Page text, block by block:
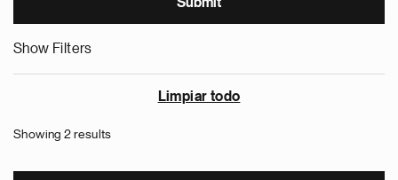
Show Filters
Limpiar todo
Showing 2 results